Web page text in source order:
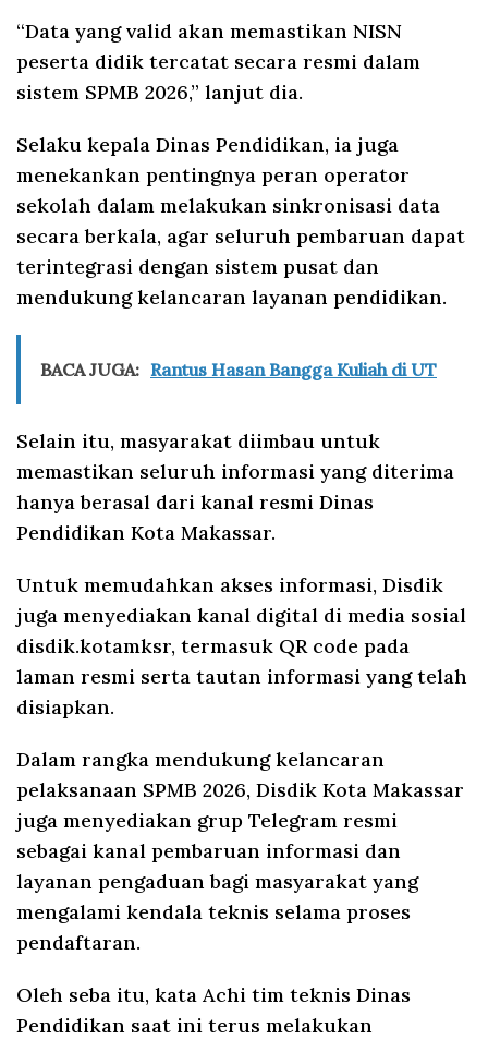
“Data yang valid akan memastikan NISN
peserta didik tercatat secara resmi dalam
sistem SPMB 2026,” lanjut dia.
Selaku kepala Dinas Pendidikan, ia juga
menekankan pentingnya peran operator
sekolah dalam melakukan sinkronisasi data
secara berkala, agar seluruh pembaruan dapat
terintegrasi dengan sistem pusat dan
mendukung kelancaran layanan pendidikan.
BACA JUGA: Rantus Hasan Bangga Kuliah di UT
Selain itu, masyarakat diimbau untuk
memastikan seluruh informasi yang diterima
hanya berasal dari kanal resmi Dinas
Pendidikan Kota Makassar.
Untuk memudahkan akses informasi, Disdik
juga menyediakan kanal digital di media sosial
disdik.kotamksr, termasuk QR code pada
laman resmi serta tautan informasi yang telah
disiapkan.
Dalam rangka mendukung kelancaran
pelaksanaan SPMB 2026, Disdik Kota Makassar
juga menyediakan grup Telegram resmi
sebagai kanal pembaruan informasi dan
layanan pengaduan bagi masyarakat yang
mengalami kendala teknis selama proses
pendaftaran.
Oleh seba itu, kata Achi tim teknis Dinas
Pendidikan saat ini terus melakukan